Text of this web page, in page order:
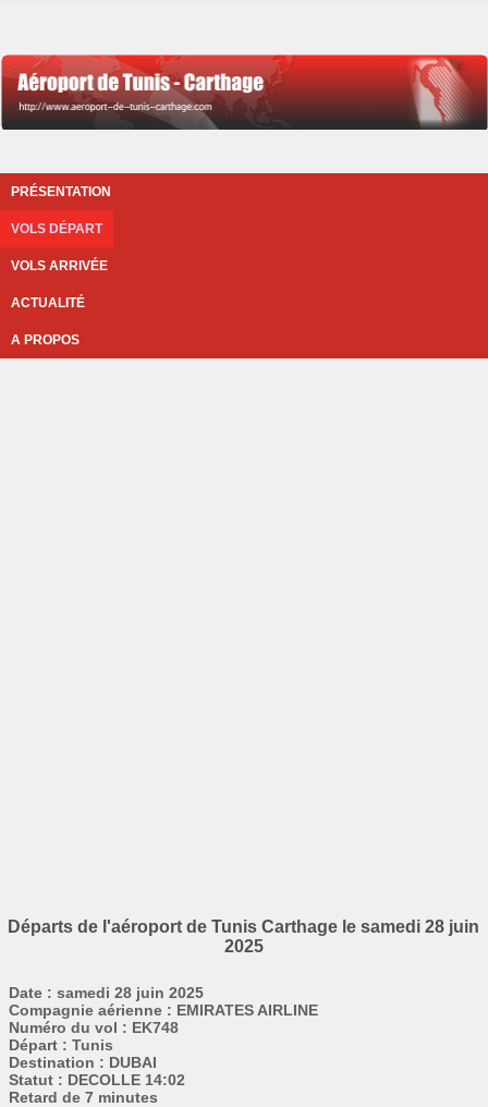
PRÉSENTATION
VOLS DÉPART
VOLS ARRIVÉE
ACTUALITÉ
A PROPOS
Départs de l'aéroport de Tunis Carthage le samedi 28 juin
2025
Date : samedi 28 juin 2025
Compagnie aérienne : EMIRATES AIRLINE
Numéro du vol : EK748
Départ : Tunis
Destination : DUBAI
Statut : DECOLLE 14:02
Retard de 7 minutes